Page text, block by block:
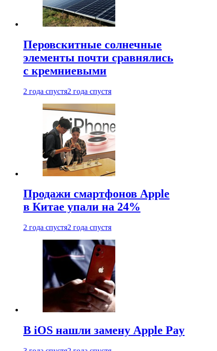
Перовскитные солнечные
элементы почти сравнялись
с кремниевыми
2 года спустя2 года спустя
Продажи смартфонов Apple
в Китае упали на 24%
2 года спустя2 года спустя
В iOS нашли замену Apple Pay